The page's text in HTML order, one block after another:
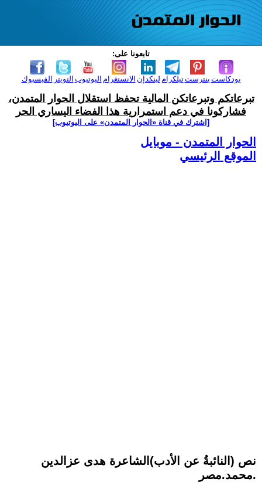
تابعونا على:
الفيسبوك التويتر اليوتيوب الانستغرام لينكدإن تيلكرامبنترست بودكاست
تبرعاتكم وتبرعاتكن المالية تحفظ استقلال الحوار المتمدن،
فشاركونا في دعم استمرارية هذا الفضاء اليساري الحر
[اشترك في قناة ‫«الحوار المتمدن» على اليوتيوب]
الحوار المتمدن - موبايل
الموقع الرئيسي
نص (النائبةُ عن الأدب)الشاعرة هدى عزالدين
محمد.مصر.